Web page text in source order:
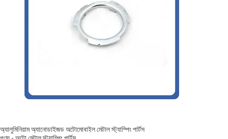
অ্যালুমিনিয়াম অ্যানোডাইজড অটোমোবাইল মেটাল স্ট্যাম্পিং পার্টস